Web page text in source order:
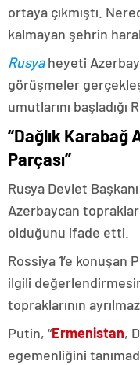
ortaya çıkmıştı.
kalmayan şehrin
Rusyaheyeti
görüşmeler
umutlarını başladığı
“Dağlık Karabağ
Parçası”
Rusya Devlet Başkanı
Azerbaycan
olduğunu ifade etti.
Rossiya 1’e konuşan
ilgili
topraklarının
Putin, “Ermenistan,
egemenliğini